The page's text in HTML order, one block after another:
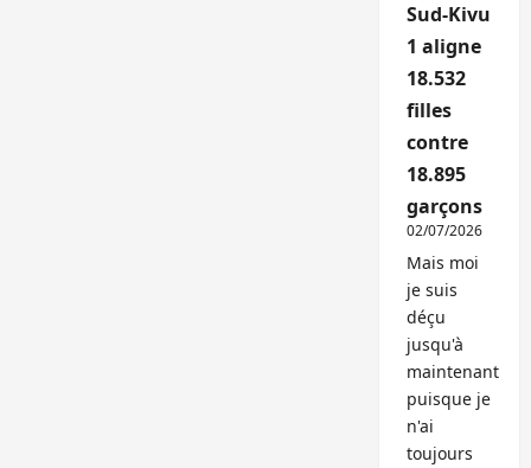
Sud-Kivu
1 aligne
18.532
filles
contre
18.895
garçons
02/07/2026
Mais moi
je suis
déçu
jusqu'à
maintenant
puisque je
n'ai
toujours